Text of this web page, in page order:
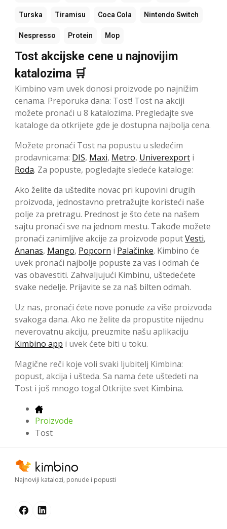
Turska Tiramisu Coca Cola Nintendo Switch
Nespresso Protein Mop
Tost akcijske cene u najnovijim
katalozima 🛒
Kimbino vam uvek donosi proizvode po najnižim
cenama. Preporuka dana: Tost! Tost na akciji
možete pronaći u 8 katalozima. Pregledajte sve
kataloge da otkrijete gde je dostupna najbolja cena.
Možete pronaći Tost na popustu u sledećim
prodavnicama: DIS, Maxi, Metro, Univerexport i
Roda. Za popuste, pogledajte sledeće kataloge:
Ako želite da uštedite novac pri kupovini drugih
proizvoda, jednostavno pretražujte koristeći naše
polje za pretragu. Prednost je što ćete na našem
sajtu pronaći sve na jednom mestu. Takođe možete
pronaći zanimljive akcije za proizvode poputVesti,
Ananas, Mango, Popcorn i Palačinke. Kimbino će
uvek pronaći najbolje popuste za vas i odmah će
vas obavestiti. Zahvaljujući Kimbinu, uštedećete
svake nedelje. Prijavite se za naš bilten odmah.
Uz nas, pronaći ćete nove ponude za više proizvoda
svakoga dana. Ako ne želite da propustite nijednu
neverovatnu akciju, preuzmite našu aplikaciju
Kimbino app i uvek ćete biti u toku.
Magične reči koje voli svaki ljubitelj Kimbina:
popust, akcija i ušteda. Sa nama ćete uštedeti na
Tost i još mnogo toga! Otkrijte svet Kimbina.
Proizvode
Tost
Najnoviji katalozi, ponude i popusti